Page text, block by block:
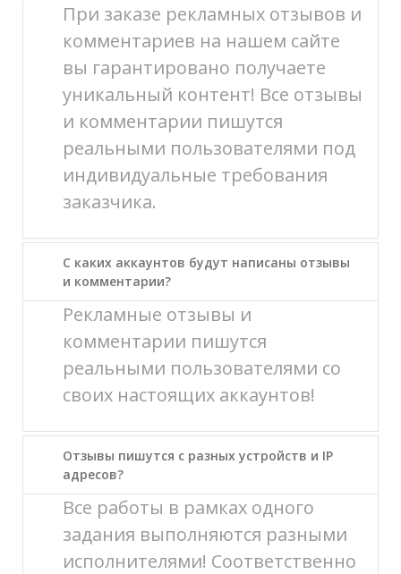
При заказе рекламных отзывов и
комментариев на нашем сайте
вы гарантировано получаете
уникальный контент! Все отзывы
и комментарии пишутся
реальными пользователями под
индивидуальные требования
заказчика.
С каких аккаунтов будут написаны отзывы
и комментарии?
Рекламные отзывы и
комментарии пишутся
реальными пользователями со
своих настоящих аккаунтов!
Отзывы пишутся с разных устройств и IP
адресов?
Все работы в рамках одного
задания выполняются разными
исполнителями! Соответственно